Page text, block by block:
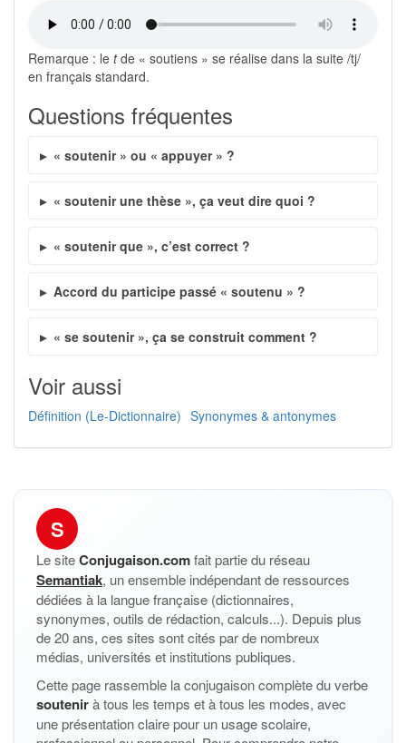
Remarque : le tde « soutiens » se réalise dans la suite /tj/
en français standard.
Questions fréquentes
« soutenir » ou « appuyer » ?
« soutenir une thèse », ça veut dire quoi ?
« soutenir que », c’est correct ?
Accord du participe passé « soutenu » ?
« se soutenir », ça se construit comment ?
Voir aussi
Définition (Le-Dictionnaire) Synonymes & antonymes
S
Le siteConjugaison.comfait partie du réseau
Semantiak, un ensemble indépendant de ressources
dédiées à la langue française (dictionnaires,
synonymes, outils de rédaction, calculs...). Depuis plus
de 20 ans, ces sites sont cités par de nombreux
médias, universités et institutions publiques.
Cette page rassemble la conjugaison complète du verbe
soutenirà tous les temps et à tous les modes, avec
une présentation claire pour un usage scolaire,